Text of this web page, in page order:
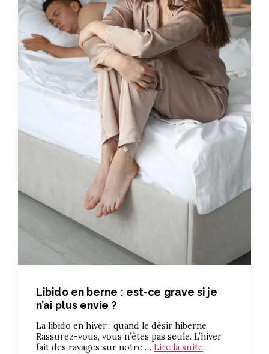
Libido en berne : est-ce grave si je
n’ai plus envie ?
La libido en hiver : quand le désir hiberne
Rassurez-vous, vous n’êtes pas seule. L’hiver
fait des ravages sur notre … Lire la suite